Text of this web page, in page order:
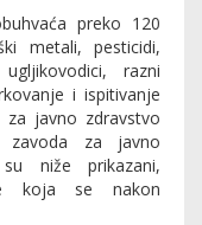
preko 120
metali, pesticidi,
razni
i ispitivanje
javno zdravstvo
zavoda za javno
niže prikazani,
koja se nakon